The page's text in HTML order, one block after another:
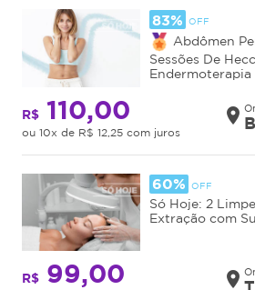
83% OFF
Abdômen
Sessões De
Endermoterapia
R$110,00
ou 10x de R$ 12,25 com juros
place
60% OFF
Só Hoje: 2
Extração com
R$99,00 place